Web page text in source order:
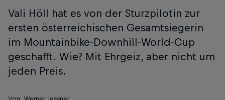
Vali Höll hat es von der Sturzpilotin zur
ersten österreichischen Gesamtsiegerin
im Mountainbike-Downhill-World-Cup
geschafft. Wie? Mit Ehrgeiz, aber nicht um
jeden Preis.